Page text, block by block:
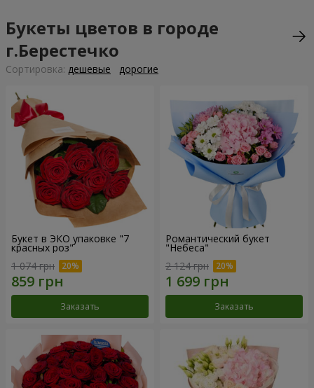
Букеты цветов в городе
г.Берестечко
Cортировка: дешевые дорогие
Букет в ЭКО упаковке "7
красных роз"
1 074 грн
Заказать
Романтический букет
"Небеса"
2 124 грн
Заказать